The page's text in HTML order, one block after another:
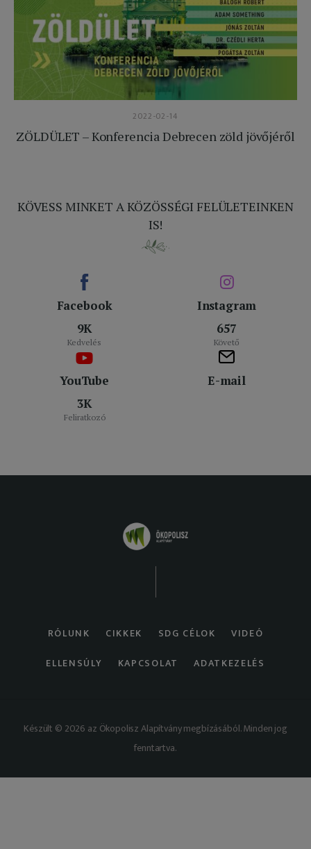
2022-02-14
ZÖLDÜLET – Konferencia Debrecen zöld jövőjéről
KÖVESS MINKET A KÖZÖSSÉGI FELÜLETEINKEN
IS!
Facebook
9K
Kedvelés
Instagram
657
Követő
YouTube
3K
Feliratkozó
E-mail
RÓLUNK CIKKEK SDG CÉLOK
VIDEÓ
ELLENSÚLY
KAPCSOLAT ADATKEZELÉS
Készült © 2026 az Ökopolisz Alapítvány megbízásából. Minden jog
fenntartva.